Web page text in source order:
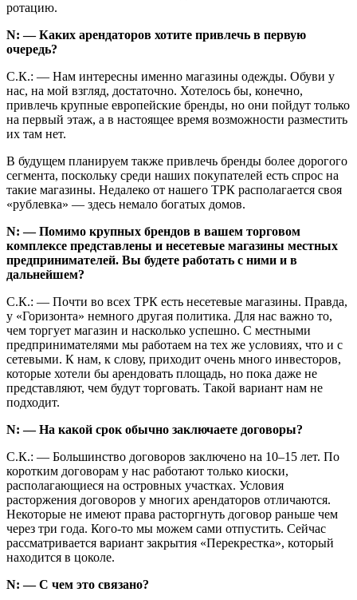
ротацию.
N: — Каких арендаторов хотите привлечь в первую
очередь?
С.К.: — Нам интересны именно магазины одежды. Обуви у
нас, на мой взгляд, достаточно. Хотелось бы, конечно,
привлечь крупные европейские бренды, но они пойдут только
на первый этаж, а в настоящее время возможности разместить
их там нет.
В будущем планируем также привлечь бренды более дорогого
сегмента, поскольку среди наших покупателей есть спрос на
такие магазины. Недалеко от нашего ТРК располагается своя
«рублевка» — здесь немало богатых домов.
N: — Помимо крупных брендов в вашем торговом
комплексе представлены и несетевые магазины местных
предпринимателей. Вы будете работать с ними и в
дальнейшем?
С.К.: — Почти во всех ТРК есть несетевые магазины. Правда,
у «Горизонта» немного другая политика. Для нас важно то,
чем торгует магазин и насколько успешно. С местными
предпринимателями мы работаем на тех же условиях, что и с
сетевыми. К нам, к слову, приходит очень много инвесторов,
которые хотели бы арендовать площадь, но пока даже не
представляют, чем будут торговать. Такой вариант нам не
подходит.
N: — На какой срок обычно заключаете договоры?
С.К.: — Большинство договоров заключено на 10–15 лет. По
коротким договорам у нас работают только киоски,
располагающиеся на островных участках. Условия
расторжения договоров у многих арендаторов отличаются.
Некоторые не имеют права расторгнуть договор раньше чем
через три года. Кого-то мы можем сами отпустить. Сейчас
рассматривается вариант закрытия «Перекрестка», который
находится в цоколе.
N: — С чем это связано?